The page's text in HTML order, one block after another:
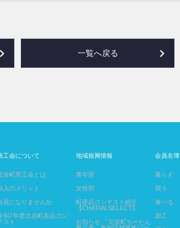
一覧へ戻る
工会について
谷町商工会とは
入のメリット
員になりませんか
和7年度北谷町産品コン
スト
地域振興情報
青年部
女性部
町産品コンテスト紹介
【CHATAN SELECT】
お知らせ 「北谷町ちーたん
会員名簿
暮らす
買う
食べる
加工